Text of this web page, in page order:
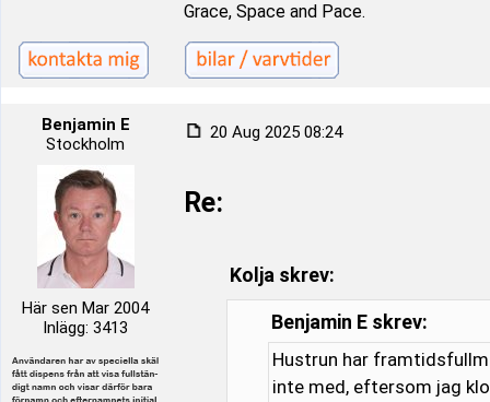
Grace, Space and Pace.
Benjamin E
Stockholm
Här sen Mar 2004
Inlägg: 3413
20 Aug 2025 08:24
Re:
Kolja skrev:
Benjamin E skrev:
Hustrun har
inte med, eftersom jag